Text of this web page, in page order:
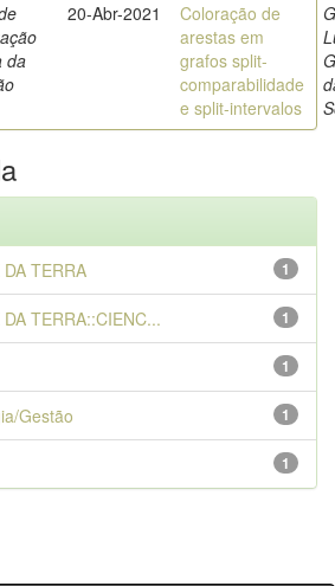
da
20-Abr-2021
Coloração de
arestas em
grafos split-
comparabilidade
e split-intervalos
1
TERRA
1
TERRA::CIENC...
1
1
Gestão
1